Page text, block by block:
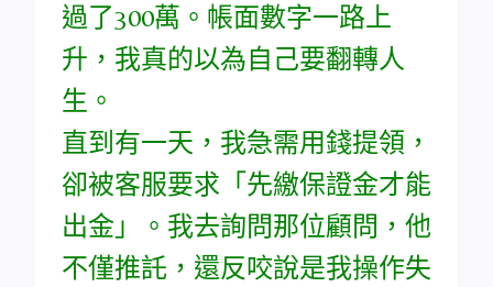
過了300萬。帳面數字一路上
升，我真的以為自己要翻轉人
生。
直到有一天，我急需用錢提領，
卻被客服要求「先繳保證金才能
出金」。我去詢問那位顧問，他
不僅推託，還反咬說是我操作失